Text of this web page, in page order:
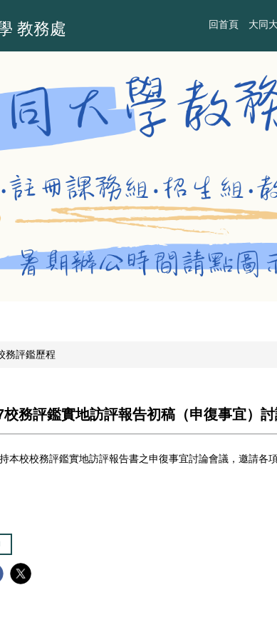
教務處 回首頁 大同
務評鑑歷程
校務評鑑實地訪評報告初稿（申復事宜）
本校校務評鑑實地訪評報告書之申復事宜討論會議，邀請各